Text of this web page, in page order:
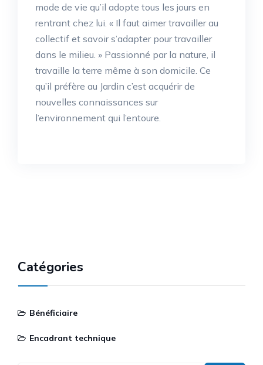
mode de vie qu’il adopte tous les jours en
rentrant chez lui. « Il faut aimer travailler au
collectif et savoir s’adapter pour travailler
dans le milieu. » Passionné par la nature, il
travaille la terre même à son domicile. Ce
qu’il préfère au Jardin c’est acquérir de
nouvelles connaissances sur
l’environnement qui l’entoure.
Catégories
Bénéficiaire
Encadrant technique